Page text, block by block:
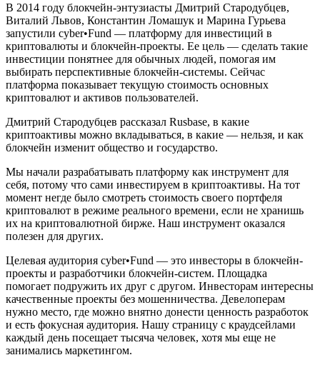
В 2014 году блокчейн-энтузиасты Дмитрий Стародубцев,
Виталий Львов, Константин Ломашук и Марина Гурьева
запустили cyber•Fund — платформу для инвестиций в
криптовалюты и блокчейн-проекты. Ее цель — сделать такие
инвестиции понятнее для обычных людей, помогая им
выбирать перспективные блокчейн-системы. Сейчас
платформа показывает текущую стоимость основных
криптовалют и активов пользователей.
Дмитрий Стародубцев рассказал Rusbase, в какие
криптоактивы можно вкладываться, в какие — нельзя, и как
блокчейн изменит общество и государство.
Мы начали разрабатывать платформу как инструмент для
себя, потому что сами инвестируем в криптоактивы. На тот
момент негде было смотреть стоимость своего портфеля
криптовалют в режиме реального времени, если не хранишь
их на криптовалютной бирже. Наш инструмент оказался
полезен для других.
Целевая аудитория cyber•Fund — это инвесторы в блокчейн-
проекты и разработчики блокчейн-систем. Площадка
помогает подружить их друг с другом. Инвесторам интересны
качественные проекты без мошенничества. Девелоперам
нужно место, где можно внятно донести ценность разработок
и есть фокусная аудитория. Нашу страницу с краудсейлами
каждый день посещает тысяча человек, хотя мы еще не
занимались маркетингом.